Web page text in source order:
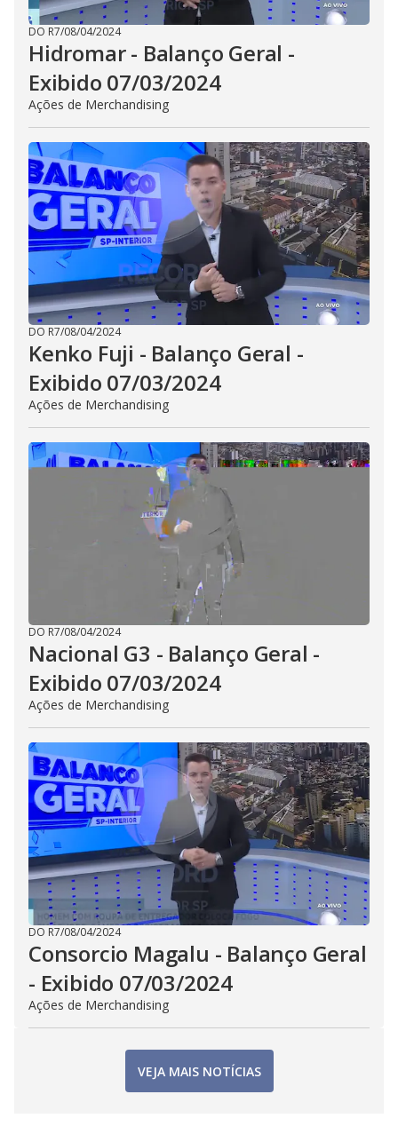
DO R7/08/04/2024
Hidromar - Balanço Geral -
Exibido 07/03/2024
Ações de Merchandising
DO R7/08/04/2024
Kenko Fuji - Balanço Geral -
Exibido 07/03/2024
Ações de Merchandising
DO R7/08/04/2024
Nacional G3 - Balanço Geral -
Exibido 07/03/2024
Ações de Merchandising
DO R7/08/04/2024
Consorcio Magalu - Balanço Geral
- Exibido 07/03/2024
Ações de Merchandising
VEJA MAIS NOTÍCIAS